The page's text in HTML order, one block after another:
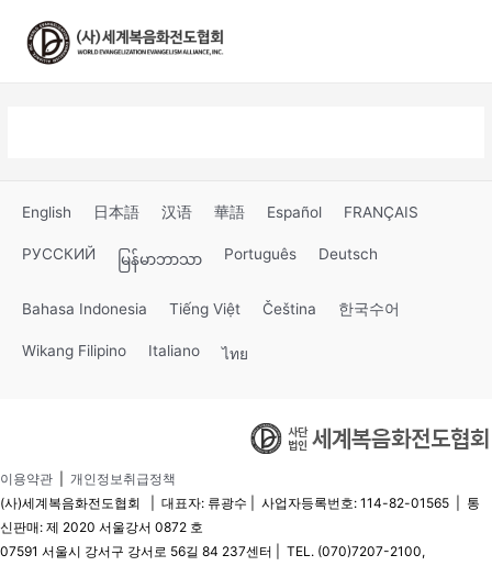
English 日本語 汉语 華語 Español FRANÇAIS
РУССКИЙ မြန်မာဘာသာ Português Deutsch
Bahasa Indonesia Tiếng Việt Čeština 한국수어
Wikang Filipino Italiano ไทย
이용약관
개인정보취급정책
(사)세계복음화전도협회 | 대표자: 류광수 | 사업자등록번호: 114-82-01565 | 통
신판매: 제 2020 서울강서 0872 호
07591 서울시 강서구 강서로 56길 84 237센터 | TEL. (070)7207-2100,